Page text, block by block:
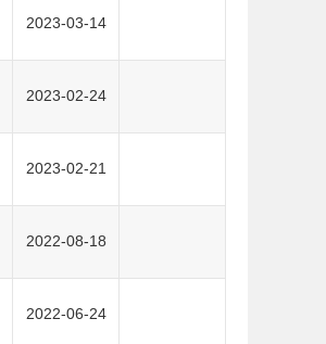
2023-03-14
2023-02-24
2023-02-21
2022-08-18
2022-06-24